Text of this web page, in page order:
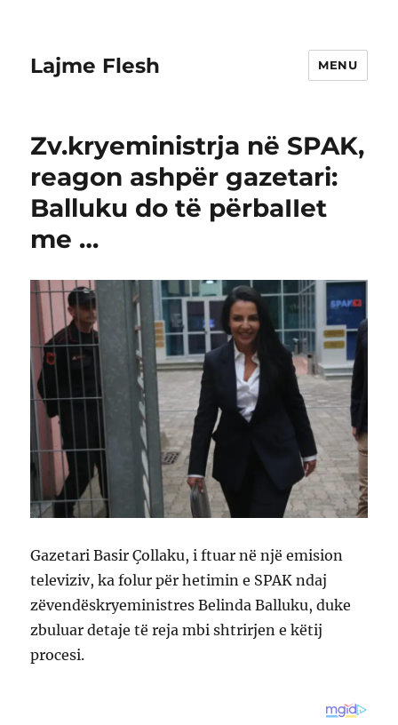
Lajme Flesh MENU
Zv.kryeministrja në SPAK,
reagon ashpër gazetari:
Balluku do të përbaIIet
me …
Gazetari Basir Çollaku, i ftuar në një emision
televiziv, ka folur për hetimin e SPAK ndaj
zëvendëskryeministres Belinda Balluku, duke
zbuluar detaje të reja mbi shtrirjen e këtij
procesi.